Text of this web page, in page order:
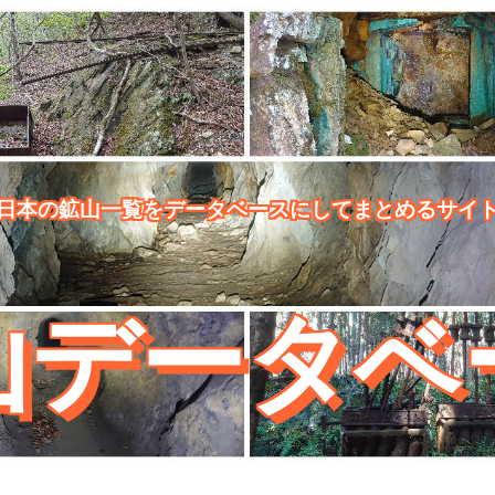
本の鉱山一覧をデータベースにしてまとめるサイ
ータ